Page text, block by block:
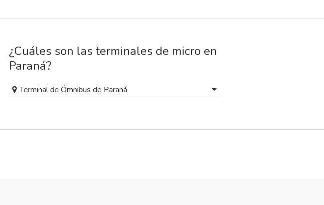
¿Cuáles son las terminales de micro en
Paraná?
Terminal de Ómnibus de Paraná